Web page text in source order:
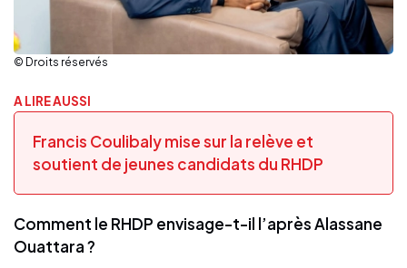
© Droits réservés
A LIRE AUSSI
Francis Coulibaly mise sur la relève et
soutient de jeunes candidats du RHDP
Comment le RHDP envisage-t-il l’après Alassane
Ouattara ?